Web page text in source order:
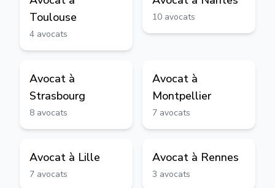
Toulouse
4 avocats
10 avocats
Avocat à
Strasbourg
8 avocats
Avocat à
Montpellier
7 avocats
Avocat à Lille
7 avocats
Avocat à Rennes
3 avocats